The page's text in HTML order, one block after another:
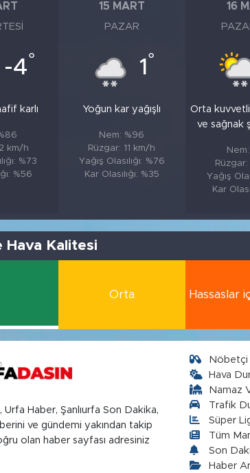
-4°
karlı
km/h
%73
%56
15 MART
PAZAR
1 °
Yoğun kar yağışlı
Nem: %96
Rüzgar: 11 km/h
Yağış Olasılığı: %76
Kar Olasılığı: %35
16
Orta
ve sağnak
Yağış
Kar
Hava Kalitesi
Orta Hassaslar
Urfa Haber, Şanlıurfa Son Dakika,
ve gündemi yakından takip
olan haber sayfası adresiniz
Nöbetçi
Hava
Namaz
Trafik
Süper
Tüm
Son
Haber